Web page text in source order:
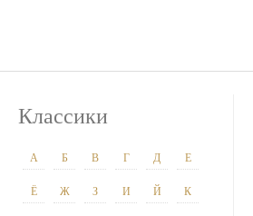
Классики
А Б В Г Д Е
Ё Ж З И Й К